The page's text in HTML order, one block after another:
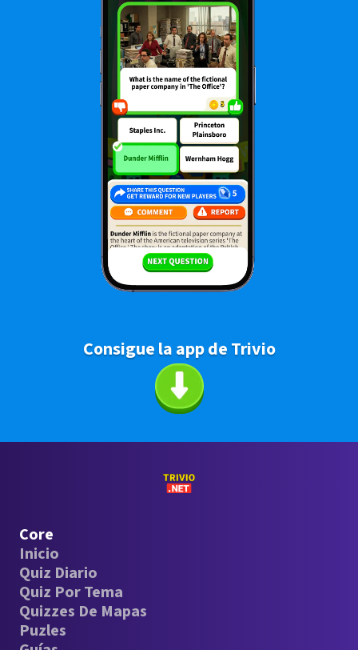
Consigue la app de Trivio
Core
Inicio
Quiz Diario
Quiz Por Tema
Quizzes De Mapas
Puzles